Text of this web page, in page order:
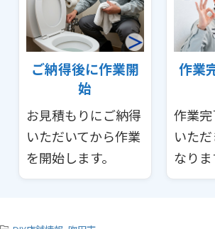
ご納得後に作業開
始
お見積もりにご納得
いただいてから作業
を開始します。
作業
作業
いた
なりま